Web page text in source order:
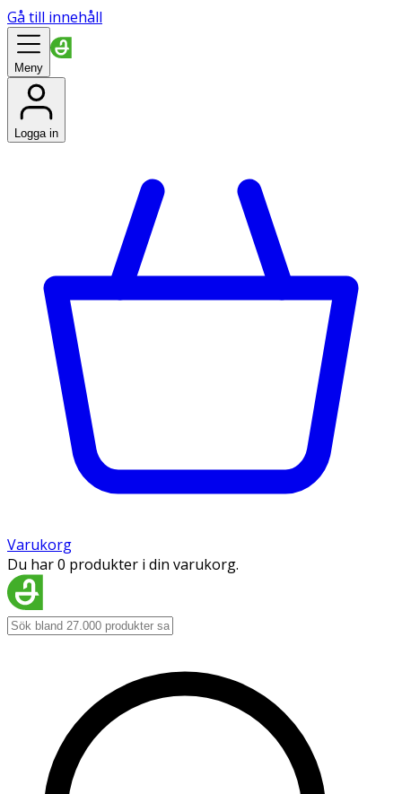
Gå till innehåll
Meny
Logga in
Varukorg
Du har 0 produkter i din varukorg.